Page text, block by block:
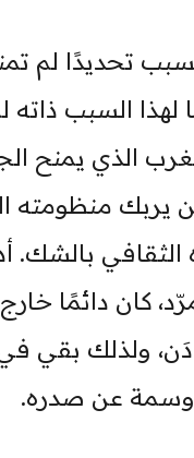
تحديدًا لم
لهذا السبب ذاته
الذي يمنح
يربك منظومته
الثقافي بالشك.
كان دائمًا خارج
ولذلك بقي في
عن صدره.